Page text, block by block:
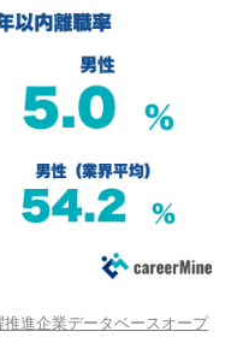
推進企業データベースオープ